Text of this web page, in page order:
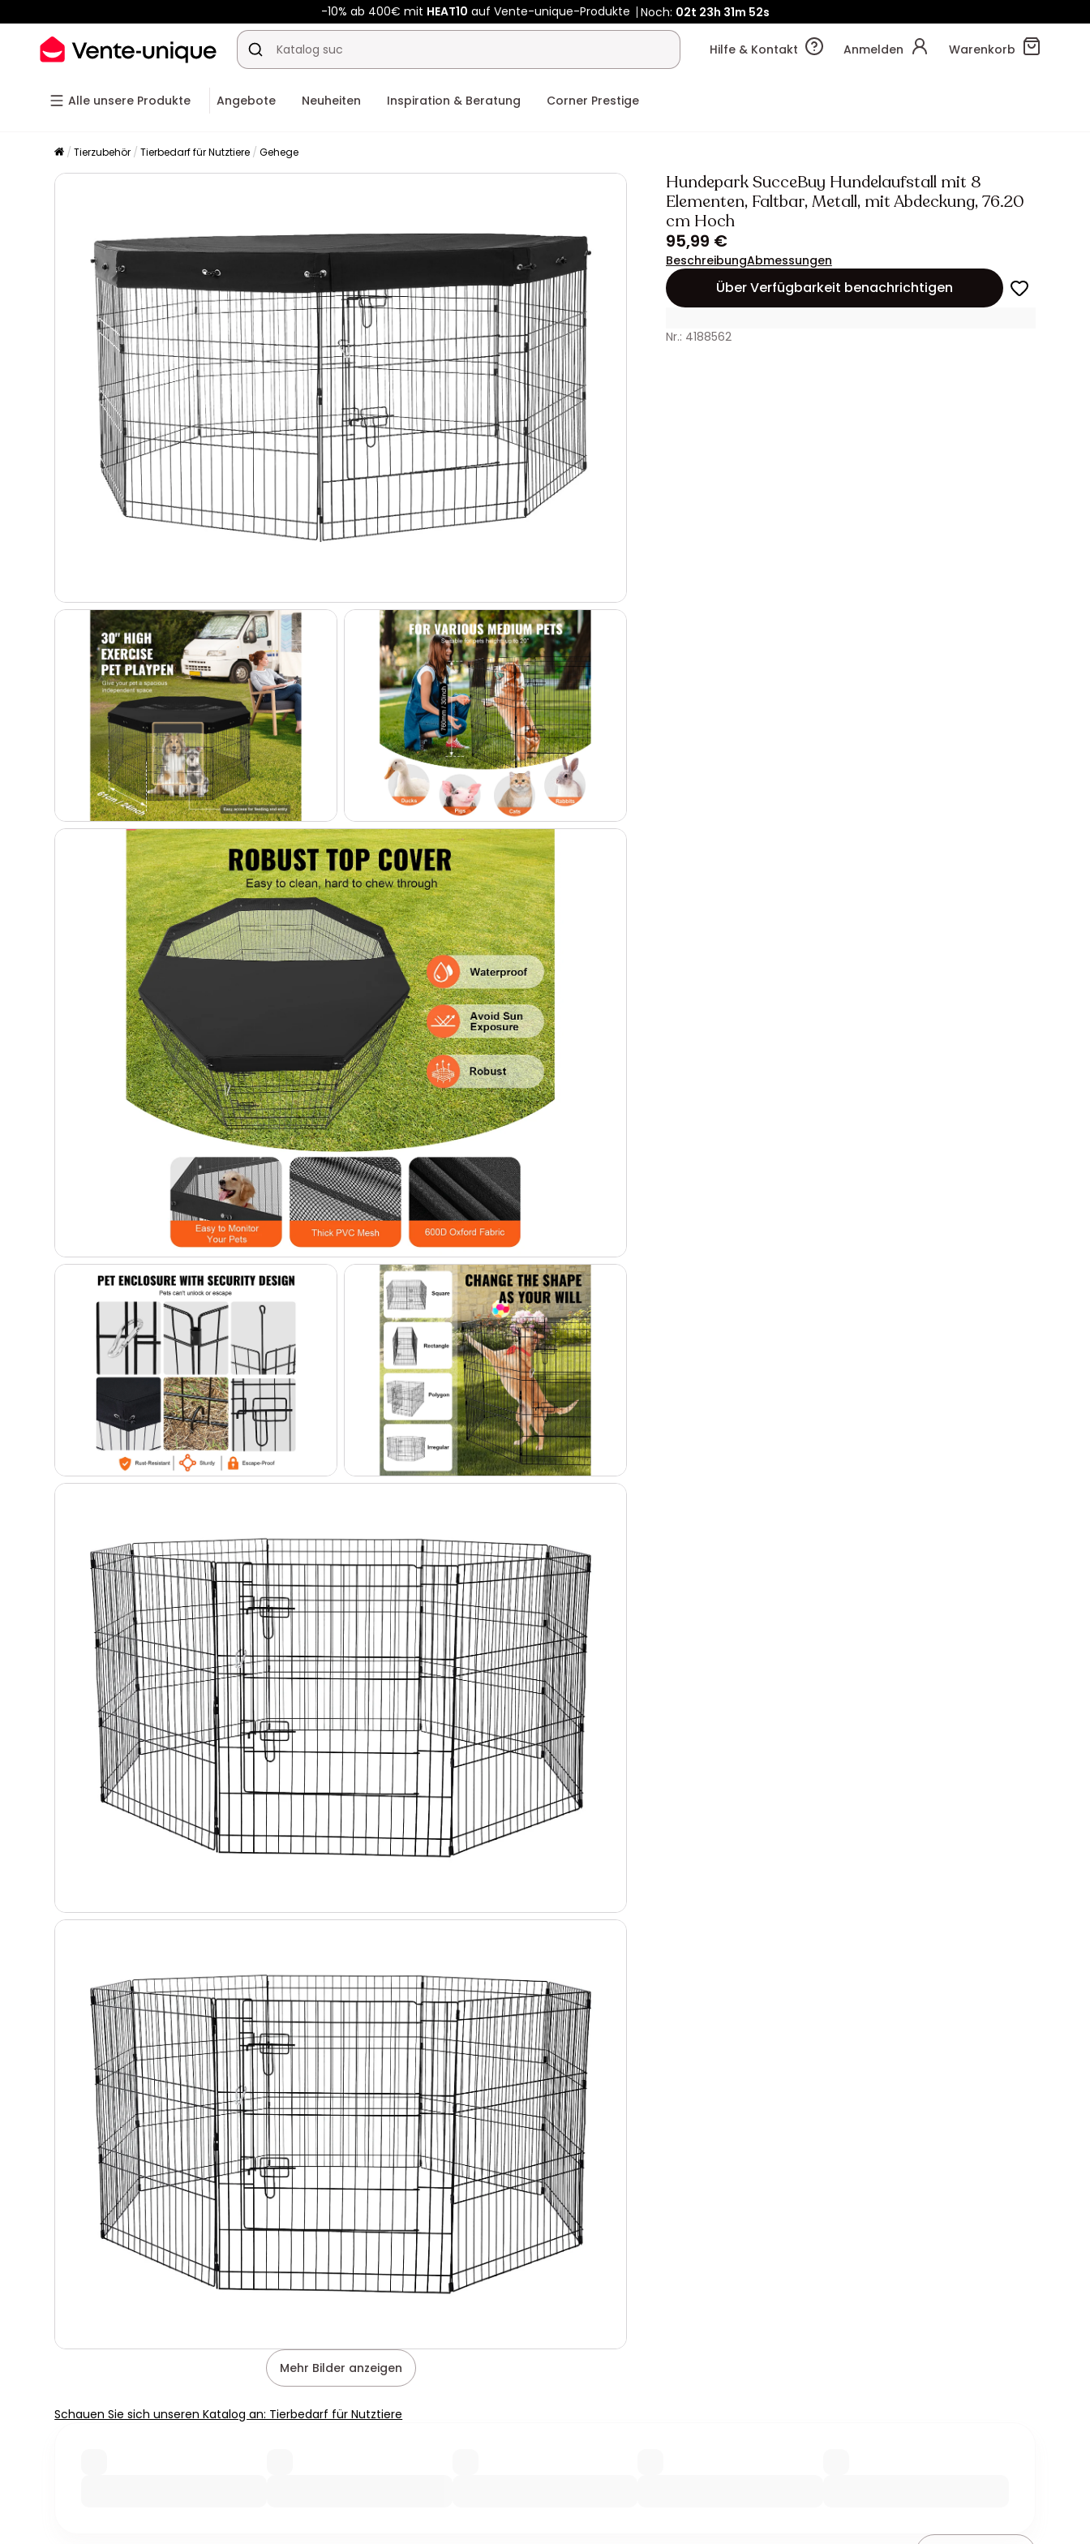
Kauf-unique wird zu Vente-unique - Gleicher Shop, neuer Name!
-10% ab 400€ mitHEAT10auf Vente-unique-Produkte Noch:02t
Hilfe & Kontakt
Anmelden Warenkorb
Alle unsere Produkte Angebote Neuheiten Inspiration & Beratung Corner Prestige
Tierzubehör Tierbedarf für Nutztiere Gehege
Mehr Bilder anzeigen
Hundepark SucceBuy Hundelaufstall mit 8
Elementen, Faltbar, Metall, mit Abdeckung, 76.20
cm Hoch
95,99 €
BeschreibungAbmessungen
Über Verfügbarkeit benachrichtigen
Nr.: 4188562
Schauen Sie sich unseren Katalog an: Tierbedarf für Nutztiere